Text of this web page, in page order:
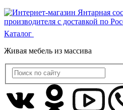
Каталог
Живая мебель из массива